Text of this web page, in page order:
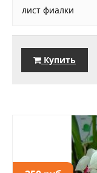
лист фиалки
Купить